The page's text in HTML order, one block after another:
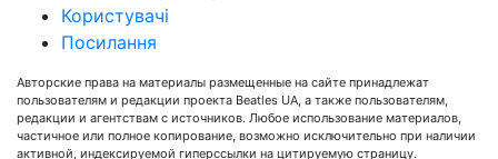
Користувачі
Посилання
Авторские права на материалы размещенные на сайте принадлежат
пользователям и редакции проекта Beatles UA, а также пользователям,
редакции и агентствам с источников. Любое использование материалов,
частичное или полное копирование, возможно исключительно при наличии
активной, индексируемой гиперссылки на цитируемую страницу.